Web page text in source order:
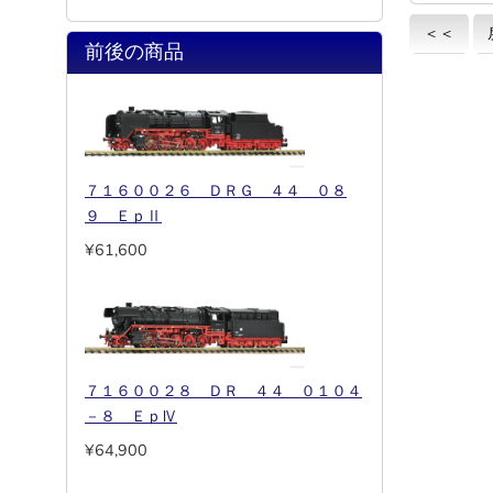
＜＜
前後の商品
７１６００２６ ＤＲＧ ４４ ０８
９ ＥｐⅡ
¥61,600
７１６００２８ ＤＲ ４４ ０１０４
－８ ＥｐⅣ
¥64,900